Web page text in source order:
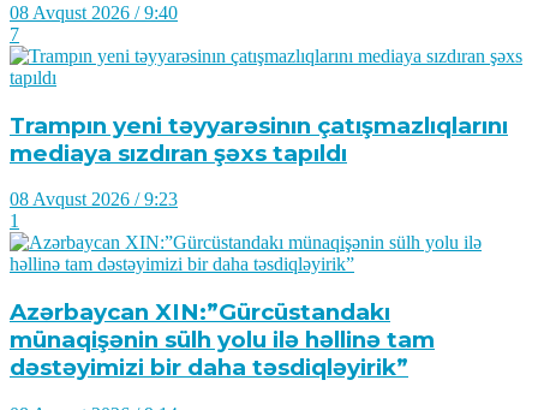
08 Avqust 2026 / 9:40
7
Trampın yeni təyyarəsinın çatışmazlıqlarını
mediaya sızdıran şəxs tapıldı
08 Avqust 2026 / 9:23
1
Azərbaycan XIN:”Gürcüstandakı
münaqişənin sülh yolu ilə həllinə tam
dəstəyimizi bir daha təsdiqləyirik”